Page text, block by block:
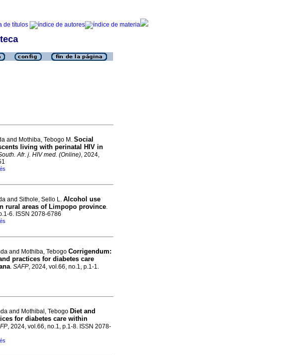
and Mothiba, Tebogo M. Social
living with perinatal HIV in
Afr. j. HIV med. (Online), 2024,
and Sithole, Sello L. Alcohol use
rural areas of Limpopo province.
6. ISSN 2078-6786
and Mothiba, Tebogo Corrigendum:
practices for diabetes care
. SAFP, 2024, vol.66, no.1, p.1-1.
and Mothibal, Tebogo Diet and
for diabetes care within
, 2024, vol.66, no.1, p.1-8. ISSN 2078-